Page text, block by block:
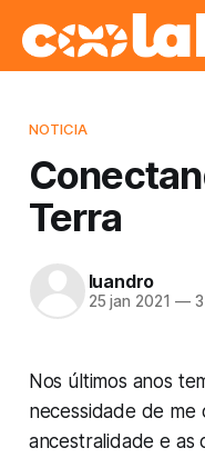
NOTICIA
Terra
luandro
25 jan 2021 —3
Nos últimos anos
necessidade de me
ancestralidade e as